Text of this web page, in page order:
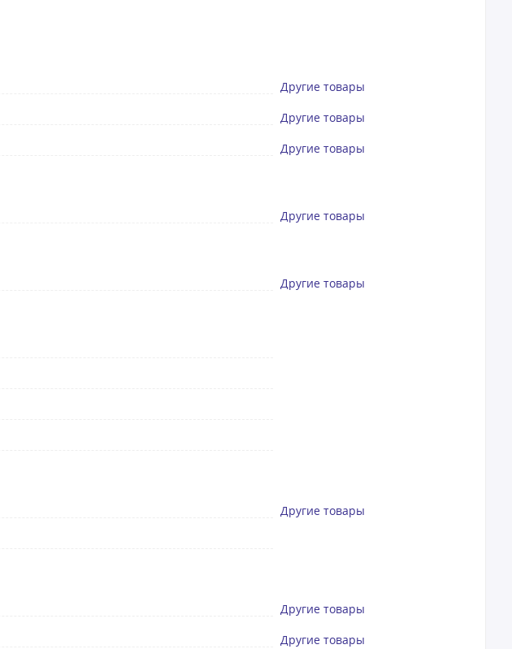
Другие товары
Другие товары
Другие товары
Другие товары
Другие товары
Другие товары
Другие товары
Другие товары